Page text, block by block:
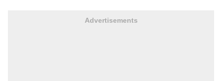
Advertisements